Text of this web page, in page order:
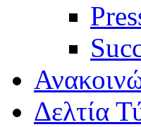
Δελτία